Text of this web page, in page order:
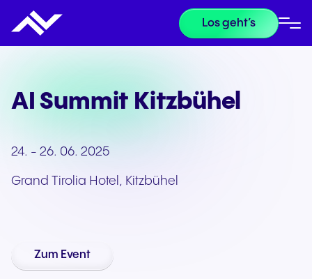
Los geht’s
AI Summit Kitzbühel
24. - 26. 06. 2025
Grand Tirolia Hotel, Kitzbühel
Zum Event